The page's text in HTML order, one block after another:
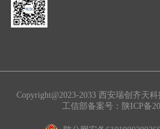
Copyright@2023-2033 西安瑞创齐
工信部备案号： 陕ICP备